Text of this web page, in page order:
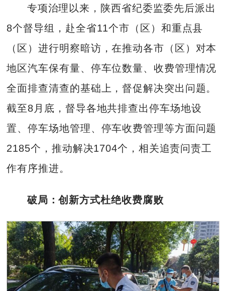
专项治理以来，陕西省纪委监委先后派出
8个督导组，赴全省11个市（区）和重点县
（区）进行明察暗访，在推动各市（区）对本
地区汽车保有量、停车位数量、收费管理情况
全面排查清查的基础上，督促解决突出问题。
截至8月底，督导各地共排查出停车场地设
置、停车场地管理、停车收费管理等方面问题
2185个，推动解决1704个，相关追责问责工
作有序推进。
破局：创新方式杜绝收费腐败